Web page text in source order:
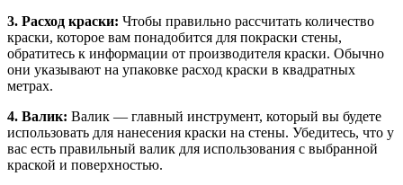
3. Расход краски: Чтобы правильно рассчитать количество
краски, которое вам понадобится для покраски стены,
обратитесь к информации от производителя краски. Обычно
они указывают на упаковке расход краски в квадратных
метрах.
4. Валик: Валик — главный инструмент, который вы будете
использовать для нанесения краски на стены. Убедитесь, что у
вас есть правильный валик для использования с выбранной
краской и поверхностью.